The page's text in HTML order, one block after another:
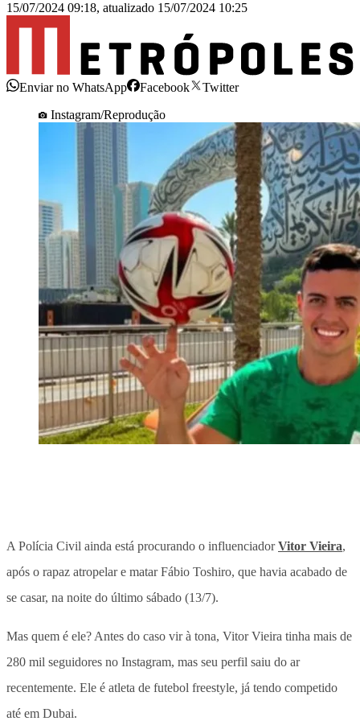
15/07/2024 09:18, atualizado 15/07/2024 10:25
Enviar no WhatsApp Facebook
Twitter
Instagram/Reprodução
A Polícia Civil ainda está procurando o influenciadorVitor Vieira,
após o rapaz atropelar e matar Fábio Toshiro, que havia acabado de
se casar, na noite do último sábado (13/7).
Mas quem é ele? Antes do caso vir à tona, Vitor Vieira tinha mais de
280 mil seguidores no Instagram, mas seu perfil saiu do ar
recentemente. Ele é atleta de futebol freestyle, já tendo competido
até em Dubai.